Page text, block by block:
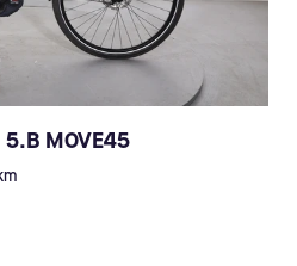
5.B MOVE45